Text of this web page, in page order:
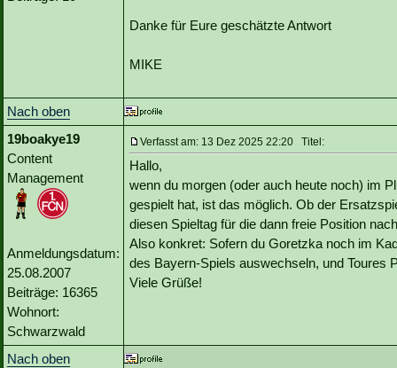
Danke für Eure geschätzte Antwort
MIKE
Nach oben
19boakye19
Content
Management
Anmeldungsdatum:
25.08.2007
Beiträge: 16365
Wohnort:
Schwarzwald
Verfasst am: 13 Dez 2025 22:20 Titel:
Hallo,
wenn du morgen (oder auch heute noch) im
gespielt hat, ist das möglich. Ob der
diesen Spieltag für die dann freie Position
Also konkret: Sofern du Goretzka noch im
des Bayern-Spiels auswechseln, und Toures
Viele Grüße!
Nach oben